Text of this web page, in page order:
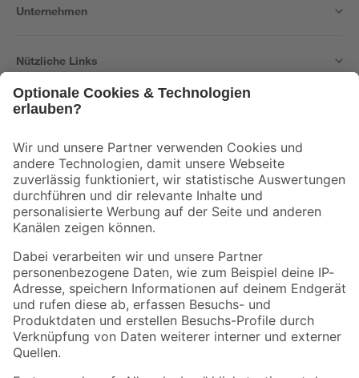
Unternehmen
Nützliche Links
Der toom Newsletter: Keine Angebote und Aktionen mehr verpassen!
Zur Newsletter Anmeldung
Folge uns
Zahlungsarten Versandarten
Sicher einkaufen